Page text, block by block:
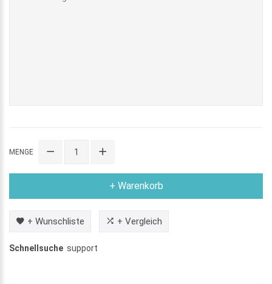
MENGE
+ Warenkorb
+ Wunschliste + Vergleich
Schnellsuche support